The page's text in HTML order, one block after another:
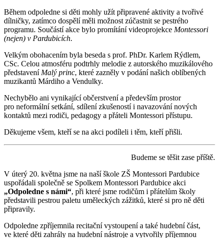
Během odpoledne si děti mohly užít připravené aktivity a tvořivé
dílničky, zatímco dospělí měli možnost zúčastnit se pestrého
programu. Součástí akce bylo promítání videoprojekce Montessori
(nejen) v Pardubicích.
Velkým obohacením byla beseda s prof. PhDr. Karlem Rýdlem,
CSc. Celou atmosféru podtrhly melodie z autorského muzikálového
představení Malý princ, které zazněly v podání našich oblíbených
muzikantů Márdiho a Vendulky.
Nechybělo ani vynikající občerstvení a především prostor
pro neformální setkání, sdílení zkušeností i navazování nových
kontaktů mezi rodiči, pedagogy a přáteli Montessori přístupu.
Děkujeme všem, kteří se na akci podíleli i těm, kteří přišli.
Budeme se těšit zase příště.
V úterý 20. května jsme na naší škole ZŠ Montessori Pardubice
uspořádali společně se Spolkem Montessori Pardubice akci
„Odpoledne s námi“, při které jsme rodičům i přátelům školy
představili pestrou paletu uměleckých zážitků, které si pro ně děti
připravily.
Odpoledne zpříjemnila recitační vystoupení a také hudební část,
ve které děti zahrály na hudební nástroje a vytvořily příjemnou